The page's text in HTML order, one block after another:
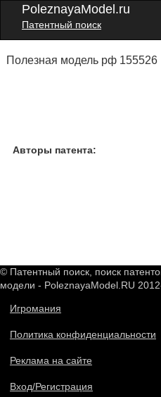
PoleznayaModel.ru
Патентный поиск
Полезная модель рф 155526
Авторы патента:
© Патентный поиск, поиск
модели - PoleznayaModel.RU
Игромания
Политика конфиденциальности
Реклама на сайте
Вход/Регистрация